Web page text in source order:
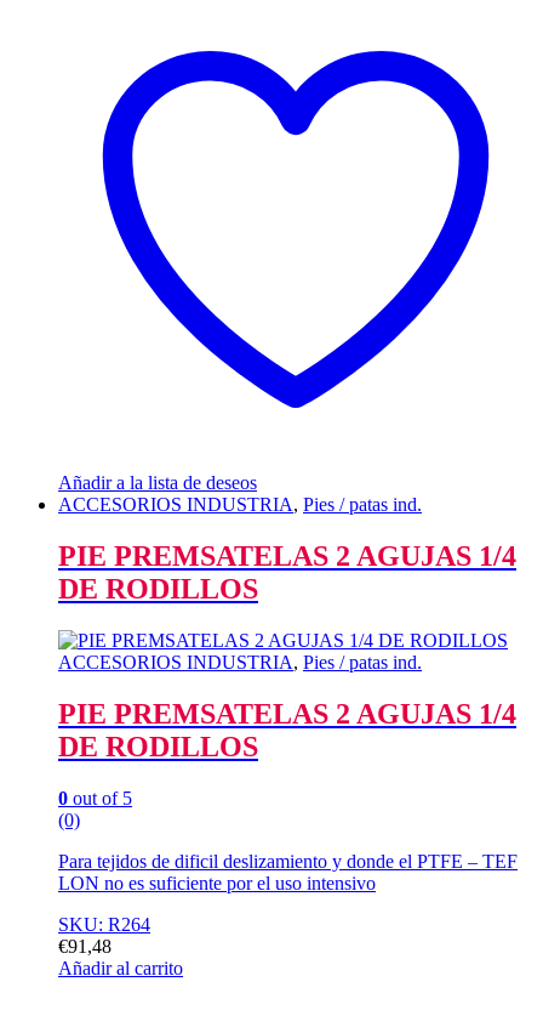
Añadir a la lista de deseos
ACCESORIOS INDUSTRIA, Pies / patas ind.
PIE PREMSATELAS 2 AGUJAS 1/4
DE RODILLOS
ACCESORIOS INDUSTRIA, Pies / patas ind.
PIE PREMSATELAS 2 AGUJAS 1/4
DE RODILLOS
0 out of 5
(0)
Para tejidos de dificil deslizamiento y donde el PTFE – TEF
LON no es suficiente por el uso intensivo
SKU: R264
€91,48
Añadir al carrito